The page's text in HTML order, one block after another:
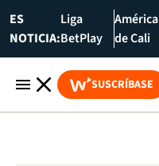
ES
NOTICIA:
Liga
BetPlay
América
de Cali
SUSCRÍBASE